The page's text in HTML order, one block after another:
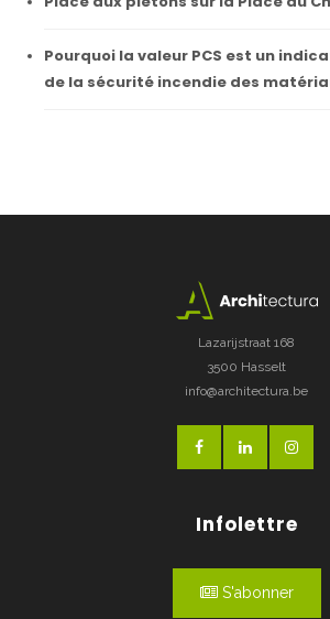
Pourquoi la valeur PCS est un
de la sécurité incendie des
Lazarijstraat 168
3500 Hasselt
info@architectura.be
Infolettre
S'abonner